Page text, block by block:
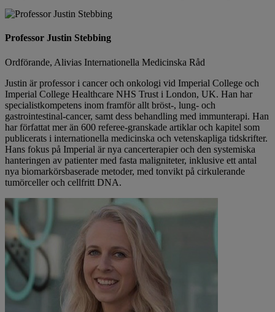
Professor Justin Stebbing
Ordförande, Alivias Internationella Medicinska Råd
Justin är professor i cancer och onkologi vid Imperial College och
Imperial College Healthcare NHS Trust i London, UK. Han har
specialistkompetens inom framför allt bröst-, lung- och
gastrointestinal-cancer, samt dess behandling med immunterapi. Han
har författat mer än 600 referee-granskade artiklar och kapitel som
publicerats i internationella medicinska och vetenskapliga tidskrifter.
Hans fokus på Imperial är nya cancerterapier och den systemiska
hanteringen av patienter med fasta maligniteter, inklusive ett antal
nya biomarkörsbaserade metoder, med tonvikt på cirkulerande
tumörceller och cellfritt DNA.